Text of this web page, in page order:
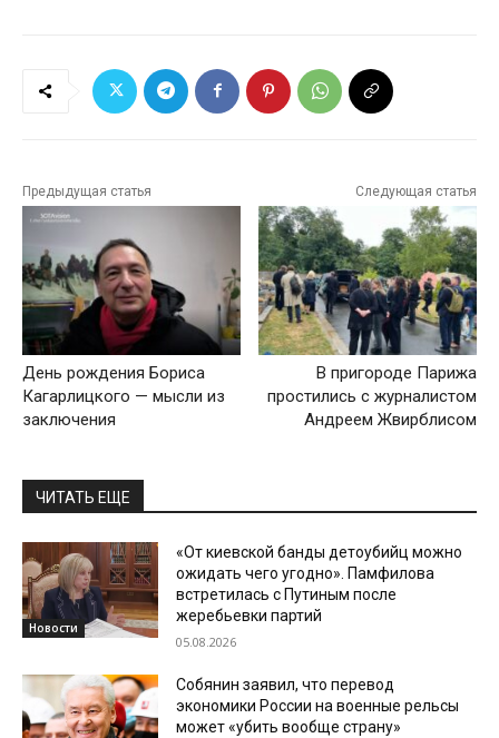
Предыдущая статья
День рождения Бориса
Кагарлицкого — мысли из
заключения
Следующая статья
В пригороде Парижа
простились с журналистом
Андреем Жвирблисом
ЧИТАТЬ ЕЩЕ
Новости
«От киевской банды детоубийц можно
ожидать чего угодно». Памфилова
встретилась с Путиным после
жеребьевки партий
05.08.2026
Собянин заявил, что перевод
экономики России на военные рельсы
может «убить вообще страну»